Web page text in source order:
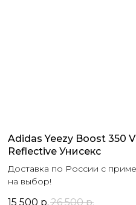
Adidas Yeezy Boost 350
Reflective Унисекс
Доставка по России с
на выбор!
15 500 р.26 500 р.